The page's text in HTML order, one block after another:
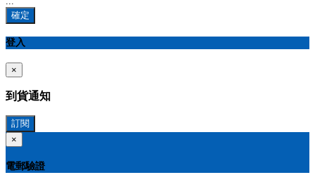
確定
登入
×
到貨通知
訂閱
×
電郵驗證